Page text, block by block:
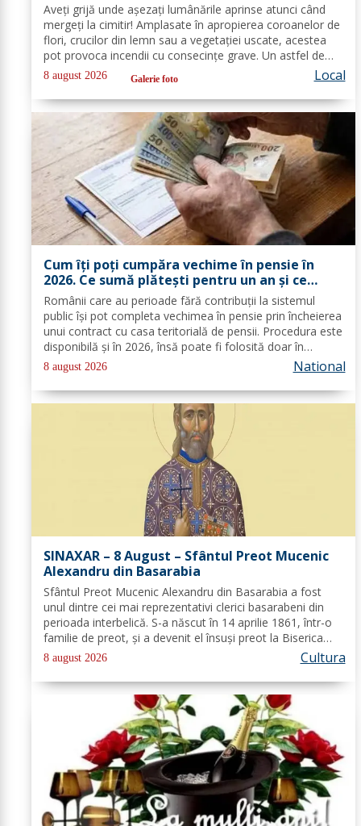
Aveți grijă unde așezați lumânările aprinse atunci când
mergeți la cimitir! Amplasate în apropierea coroanelor de
flori, crucilor din lemn sau a vegetației uscate, acestea
pot provoca incendii cu consecințe grave. Un astfel de
eveniment s-a produs ieri, în cimitirul din localitatea
Ichimeni, comuna...
8 august 2026 Galerie foto Local
Cum îți poți cumpăra vechime în pensie în
2026. Ce sumă plătești pentru un an și ce
documente trebuie depuse
Românii care au perioade fără contribuții la sistemul
public își pot completa vechimea în pensie prin încheierea
unui contract cu casa teritorială de pensii. Procedura este
disponibilă și în 2026, însă poate fi folosită doar în
condițiile prevăzute de lege. Costul depinde de salariul
minim brut...
8 august 2026 National
SINAXAR – 8 August – Sfântul Preot Mucenic
Alexandru din Basarabia
Sfântul Preot Mucenic Alexandru din Basarabia a fost
unul dintre cei mai reprezentativi clerici basarabeni din
perioada interbelică. S-a născut în 14 aprilie 1861, într-o
familie de preot, și a devenit el însuși preot la Biserica
„Aleksandr Nevski” din Călăraşi-sat, în Republica Moldova
de azi. A...
8 august 2026 Cultura